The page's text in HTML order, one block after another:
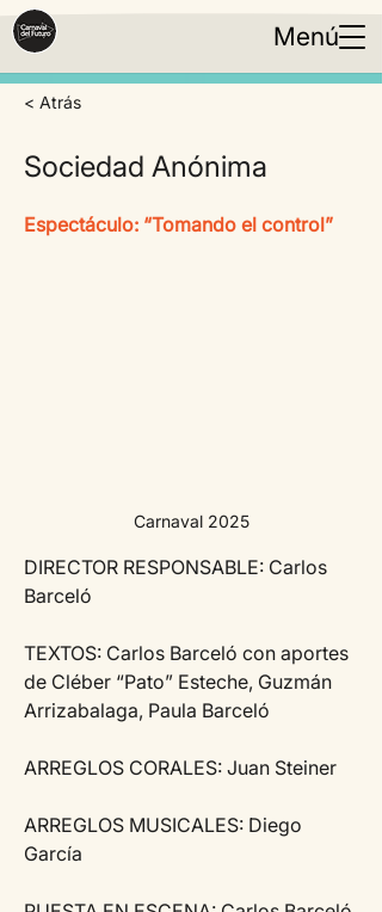
Menú
< Atrás
Sociedad Anónima
Espectáculo: “Tomando el control”
Carnaval 2025
DIRECTOR RESPONSABLE: Carlos
Barceló
TEXTOS: Carlos Barceló con aportes
de Cléber “Pato” Esteche, Guzmán
Arrizabalaga, Paula Barceló
ARREGLOS CORALES: Juan Steiner
ARREGLOS MUSICALES: Diego
García